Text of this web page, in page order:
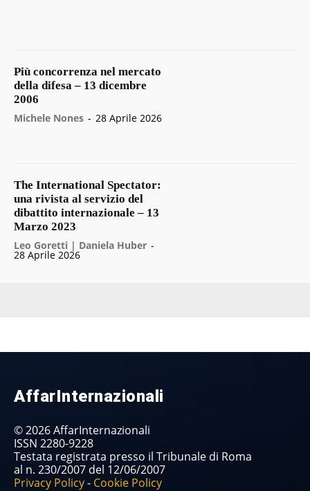
Più concorrenza nel mercato
della difesa – 13 dicembre
2006
Michele Nones - 28 Aprile 2026
The International Spectator:
una rivista al servizio del
dibattito internazionale – 13
Marzo 2023
Leo Goretti | Daniela Huber -
28 Aprile 2026
AffarInternazionali
© 2026 AffarInternazionali
ISSN 2280-9228
Testata registrata presso il Tribunale di Roma
al n. 230/2007 del 12/06/2007
Privacy Policy- Cookie Policy